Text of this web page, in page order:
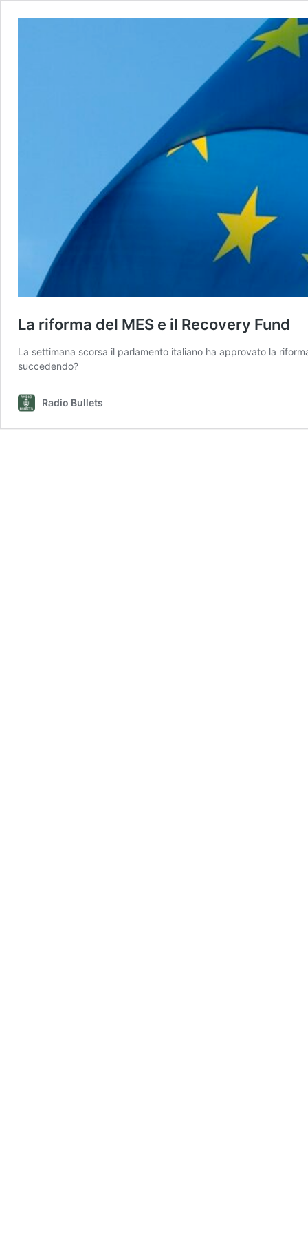
La riforma del MES e il Recovery Fund
La settimana scorsa il parlamento italiano ha approvato la
succedendo?
Radio Bullets